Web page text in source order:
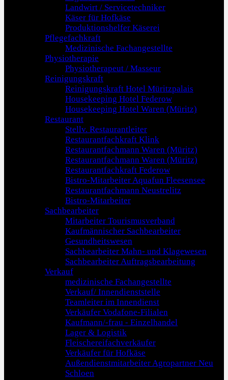
Landwirt / Servicetechniker
Käser für Hofkäse
Produktionshelfer Käserei
Pflegefachkraft
Medizinische Fachangestellte
Physiotherapie
Physiotherapeut / Masseur
Reinigungskraft
Reinigungskraft Hotel Müritzpalais
Housekeeping Hotel Federow
Housekeeping Hotel Waren (Müritz)
Restaurant
Stellv. Restaurantleiter
Restaurantfachkraft Klink
Restaurantfachmann Waren (Müritz)
Restaurantfachmann Waren (Müritz)
Restaurantfachkraft Federow
Bistro-Mitarbeiter Aquafun Fleesensee
Restaurantfachmann Neustrelitz
Bistro-Mitarbeiter
Sachbearbeiter
Mitarbeiter Tourismusverband
Kaufmännischer Sachbearbeiter
Gesundheitswesen
Sachbearbeiter Mahn- und Klagewesen
Sachbearbeiter Auftragsbearbeitung
Verkauf
medizinische Fachangestellte
Verkauf/ Innendienststelle
Teamleiter im Innendienst
Verkäufer Vodafone-Filialen
Kaufmann/-frau - Einzelhandel
Lager & Logistik
Fleischereifachverkäufer
Verkäufer für Hofkäse
Außendienstmitarbeiter Agropartner Neu
Schloen